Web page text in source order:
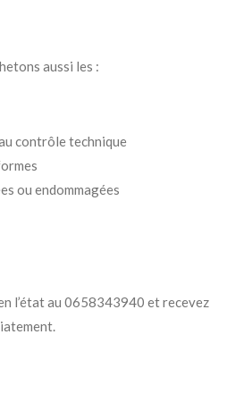
aussi les :
contrôle technique
ou endommagées
l’état au 0658343940 et recevez